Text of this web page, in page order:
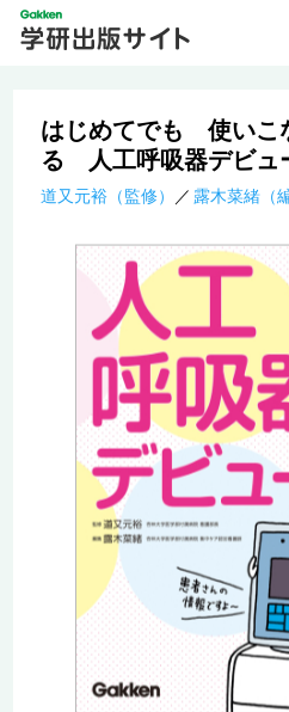
はじめてでも 使いこ
る 人工呼吸器デビュ
道又元裕（監修） 露木菜緒（編